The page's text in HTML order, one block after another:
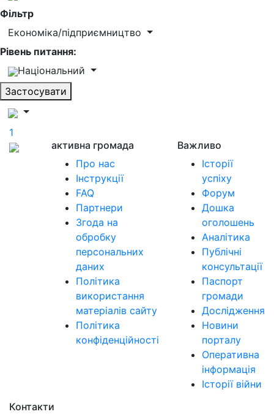
Фільтр
Економіка/підприємництво
Рівень питання:
Національний
Застосувати
1
активна громада
Про нас
Інструкції
FAQ
Партнери
Згода на
обробку
персональних
даних
Політика
використання
матеріалів сайту
Політика
конфіденційності
Важливо
Історії
успіху
Форум
Дошка
оголошень
Аналітика
Публічні
консультації
Паспорт
громади
Дослідження
Новини
порталу
Оперативна
інформація
Історії війни
Контакти